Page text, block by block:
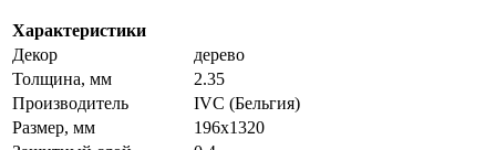
Характеристики
Декор
дерево
Толщина, мм
2.35
Производитель
IVC (Бельгия)
Размер, мм
196х1320